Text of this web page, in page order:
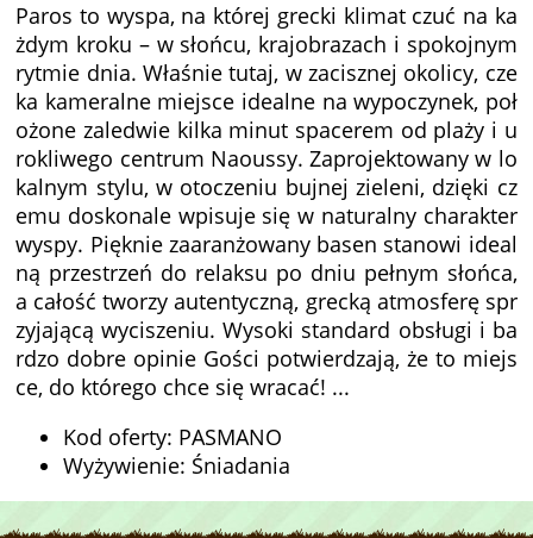
Paros to wyspa, na której grecki klimat czuć na ka
żdym kroku – w słońcu, krajobrazach i spokojnym
rytmie dnia. Właśnie tutaj, w zacisznej okolicy, cze
ka kameralne miejsce idealne na wypoczynek, poł
ożone zaledwie kilka minut spacerem od plaży i u
rokliwego centrum Naoussy. Zaprojektowany w lo
kalnym stylu, w otoczeniu bujnej zieleni, dzięki cz
emu doskonale wpisuje się w naturalny charakter
wyspy. Pięknie zaaranżowany basen stanowi ideal
ną przestrzeń do relaksu po dniu pełnym słońca,
a całość tworzy autentyczną, grecką atmosferę spr
zyjającą wyciszeniu. Wysoki standard obsługi i ba
rdzo dobre opinie Gości potwierdzają, że to miejs
ce, do którego chce się wracać! ...
Kod oferty: PASMANO
Wyżywienie: Śniadania